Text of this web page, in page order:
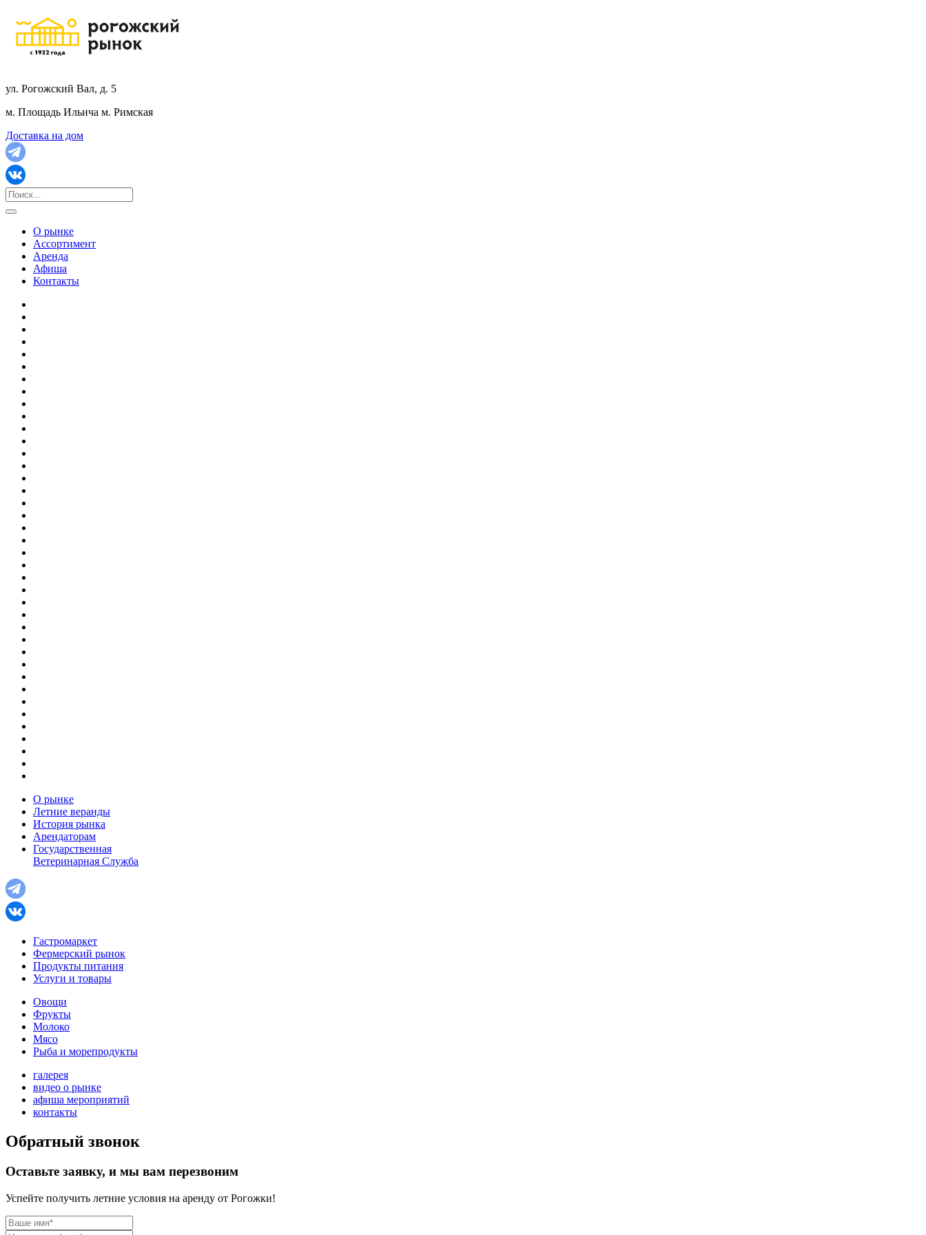
ул. Рогожский Вал, д. 5
м. Площадь Ильича м. Римская
Доставка на дом
О рынке
Ассортимент
Аренда
Афиша
Контакты
О рынке
Летние веранды
История рынка
Арендаторам
Государственная
Ветеринарная Служба
Гастромаркет
Фермерский рынок
Продукты питания
Услуги и товары
Овощи
Фрукты
Молоко
Мясо
Рыба и морепродукты
галерея
видео о рынке
афиша мероприятий
контакты
Обратный звонок
Оставьте заявку, и мы вам перезвоним
Успейте получить летние условия на аренду от Рогожки!